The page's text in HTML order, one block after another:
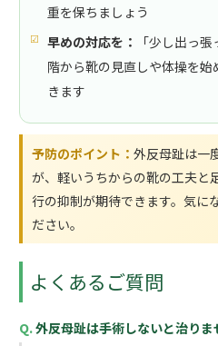
重を保ちましょう
早めの対応を：
「少し出っ
階から靴の見直しや体操を
きます
予防のポイント： 外反母趾は一
が、軽いうちからの靴の工夫と
行の抑制が期待できます。気に
ださい。
よくあるご質問
外反母趾は手術しないと治りま